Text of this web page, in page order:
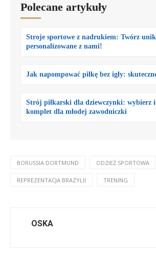
Polecane artykuły
Stroje sportowe z nadrukiem: Twórz
personalizowane z nami!
Jak napompować piłkę bez igły:
Strój piłkarski dla dziewczynki: wybierz
komplet dla młodej zawodniczki
BORUSSIA DORTMUND ODZIEŻ SPORTOWA
REPREZENTACJA BRAZYLII TRENING
OSKA